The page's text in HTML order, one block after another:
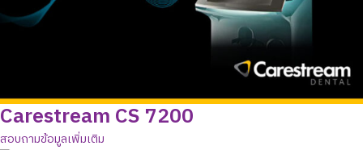
Carestream CS 7200
สอบถามข้อมูลเพิ่มเติม